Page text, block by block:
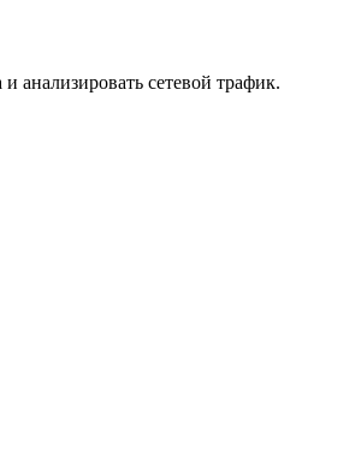
анализировать сетевой трафик.